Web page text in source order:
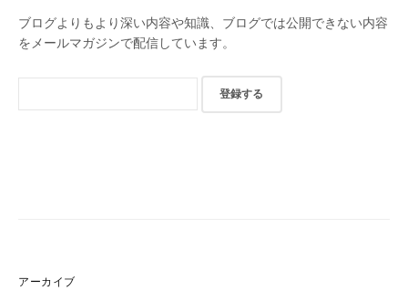
ブログよりもより深い内容や知識、ブログでは公開できない内容
をメールマガジンで配信しています。
アーカイブ